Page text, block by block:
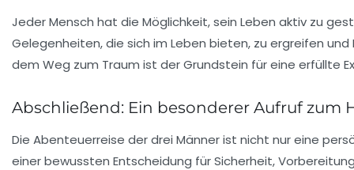
Jeder Mensch hat die Möglichkeit, sein Leben aktiv zu
Gelegenheiten, die sich im Leben bieten, zu ergreifen
dem Weg zum Traum ist der Grundstein für eine erfüllte
Abschließend: Ein besonderer Aufruf zum
Die Abenteuerreise der drei Männer ist nicht nur eine
einer bewussten Entscheidung für Sicherheit,